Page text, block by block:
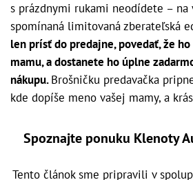
s prázdnymi rukami neodídete – na
spomínaná limitovaná zberateľská
len prísť do predajne, povedať, že
mamu, a dostanete ho úplne
nákupu.Brošničku predavačka
kde dopíše meno vašej mamy, a
Spoznajte ponuku Klenoty
Tento článok sme pripravili v